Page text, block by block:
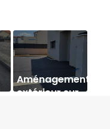
Aménagement
extérieur sur